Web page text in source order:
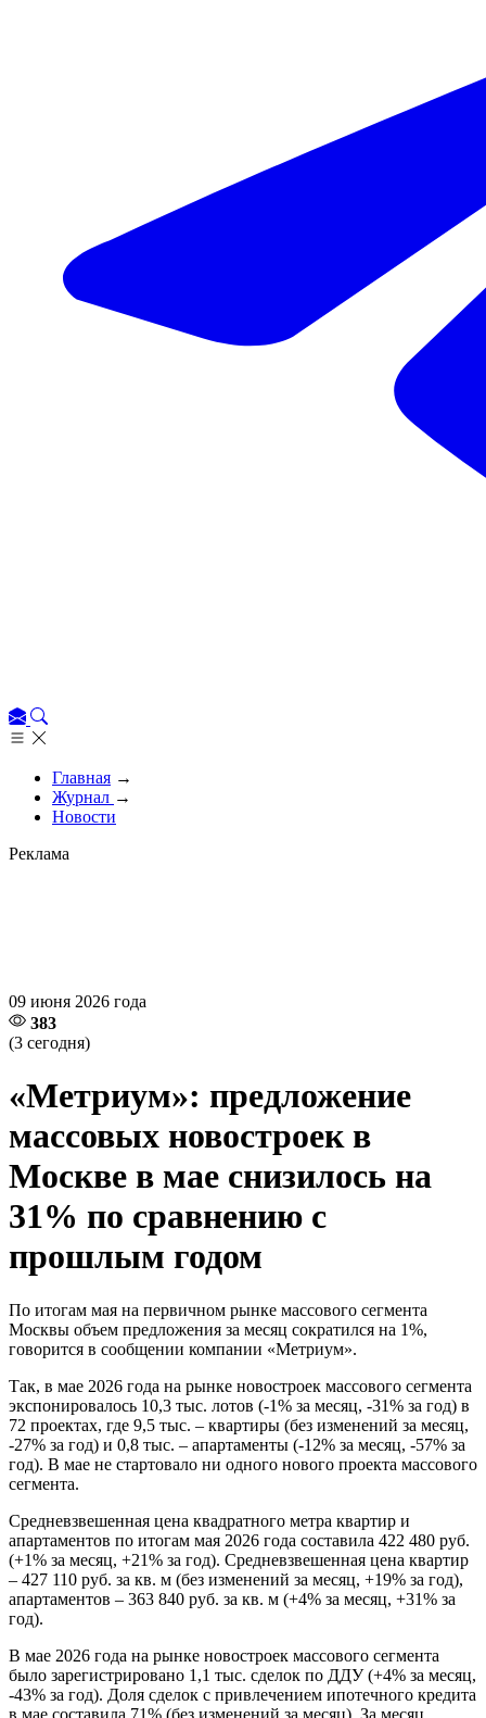
Главная →
Журнал →
Новости
Реклама
09 июня 2026 года
383
(3 сегодня)
«Метриум»: предложение
массовых новостроек в
Москве в мае снизилось на
31% по сравнению с
прошлым годом
По итогам мая на первичном рынке массового сегмента
Москвы объем предложения за месяц сократился на 1%,
говорится в сообщении компании «Метриум».
Так, в мае 2026 года на рынке новостроек массового сегмента
экспонировалось 10,3 тыс. лотов (-1% за месяц, -31% за год) в
72 проектах, где 9,5 тыс. – квартиры (без изменений за месяц,
-27% за год) и 0,8 тыс. – апартаменты (-12% за месяц, -57% за
год). В мае не стартовало ни одного нового проекта массового
сегмента.
Средневзвешенная цена квадратного метра квартир и
апартаментов по итогам мая 2026 года составила 422 480 руб.
(+1% за месяц, +21% за год). Средневзвешенная цена квартир
– 427 110 руб. за кв. м (без изменений за месяц, +19% за год),
апартаментов – 363 840 руб. за кв. м (+4% за месяц, +31% за
год).
В мае 2026 года на рынке новостроек массового сегмента
было зарегистрировано 1,1 тыс. сделок по ДДУ (+4% за месяц,
-43% за год). Доля сделок с привлечением ипотечного кредита
в мае составила 71% (без изменений за месяц). За месяц